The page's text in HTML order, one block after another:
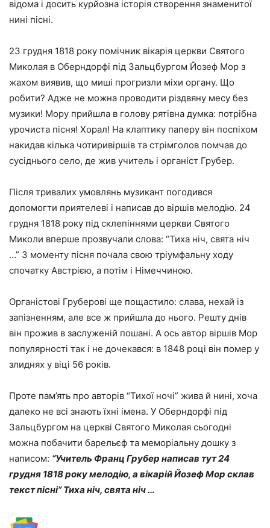
відома і досить курйозна історія створення знаменитої
нині пісні.
23 грудня 1818 року помічник вікарія церкви Святого
Миколая в Оберндорфі під Зальцбургом Йозеф Мор з
жахом виявив, що миші прогризли міхи органу. Що
робити? Адже не можна проводити різдвяну месу без
музики! Мору прийшла в голову рятівна думка: потрібна
урочиста пісня! Хорал! На клаптику паперу він поспіхом
накидав кілька чотиривіршів та стрімголов помчав до
сусіднього село, де жив учитель і органіст Грубер.
Після тривалих умовлянь музикант погодився
допомогти приятелеві і написав до віршів мелодію. 24
грудня 1818 року під склепіннями церкви Святого
Миколи вперше прозвучали слова: “Тиха ніч, свята ніч
…” З моменту пісня почала свою тріумфальну ходу
спочатку Австрією, а потім і Німеччиною.
Органістові Груберові ще пощастило: слава, нехай із
запізненням, але все ж прийшла до нього. Решту днів
він прожив в заслуженій пошані. А ось автор віршів Мор
популярності так і не дочекався: в 1848 році він помер у
злиднях у віці 56 років.
Проте пам’ять про авторів “Тихої ночі” жива й нині, хоча
далеко не всі знають їхні імена. У Оберндорфі під
Зальцбургом на церкві Святого Миколая сьогодні
можна побачити барельєф та меморіальну дошку з
написом: “Учитель Франц Грубер написав тут 24
грудня 1818 року мелодію, а вікарій Йозеф Мор склав
текст пісні” Тиха ніч, свята ніч …